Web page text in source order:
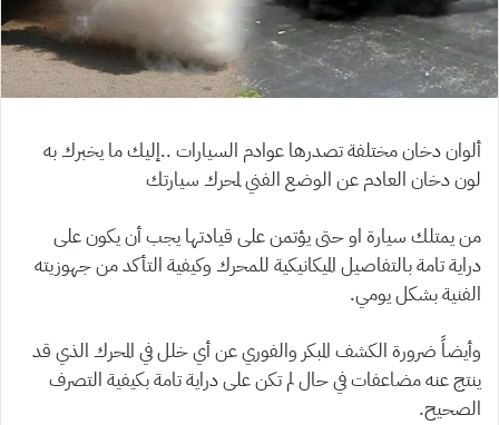
ألوان دخان مختلفة تصدرها عوادم السيارات ..إليك ما يخبرك به
لون دخان العادم عن الوضع الفني لمحرك سيارتك
من يمتلك سيارة او حتى يؤتمن على قيادتها يجب أن يكون على
دراية تامة بالتفاصيل الميكانيكية للمحرك وكيفية التأكد من جهوزيته
الفنية بشكل يومي.
وأيضاً ضرورة الكشف المبكر والفوري عن أي خلل في المحرك الذي قد
ينتج عنه مضاعفات في حال لم تكن على دراية تامة بكيفية التصرف
الصحيح.